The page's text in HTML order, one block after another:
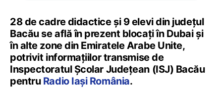
28 de cadre didactice și 9 elevi din județul
Bacău se află în prezent blocați în Dubai și
în alte zone din Emiratele Arabe Unite,
potrivit informațiilor transmise de
Inspectoratul Școlar Județean (ISJ) Bacău
pentru Radio Iași România.